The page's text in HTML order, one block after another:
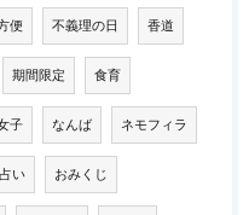
便 不義理の日 香道
期間限定 食育
子 なんば ネモフィラ
い おみくじ